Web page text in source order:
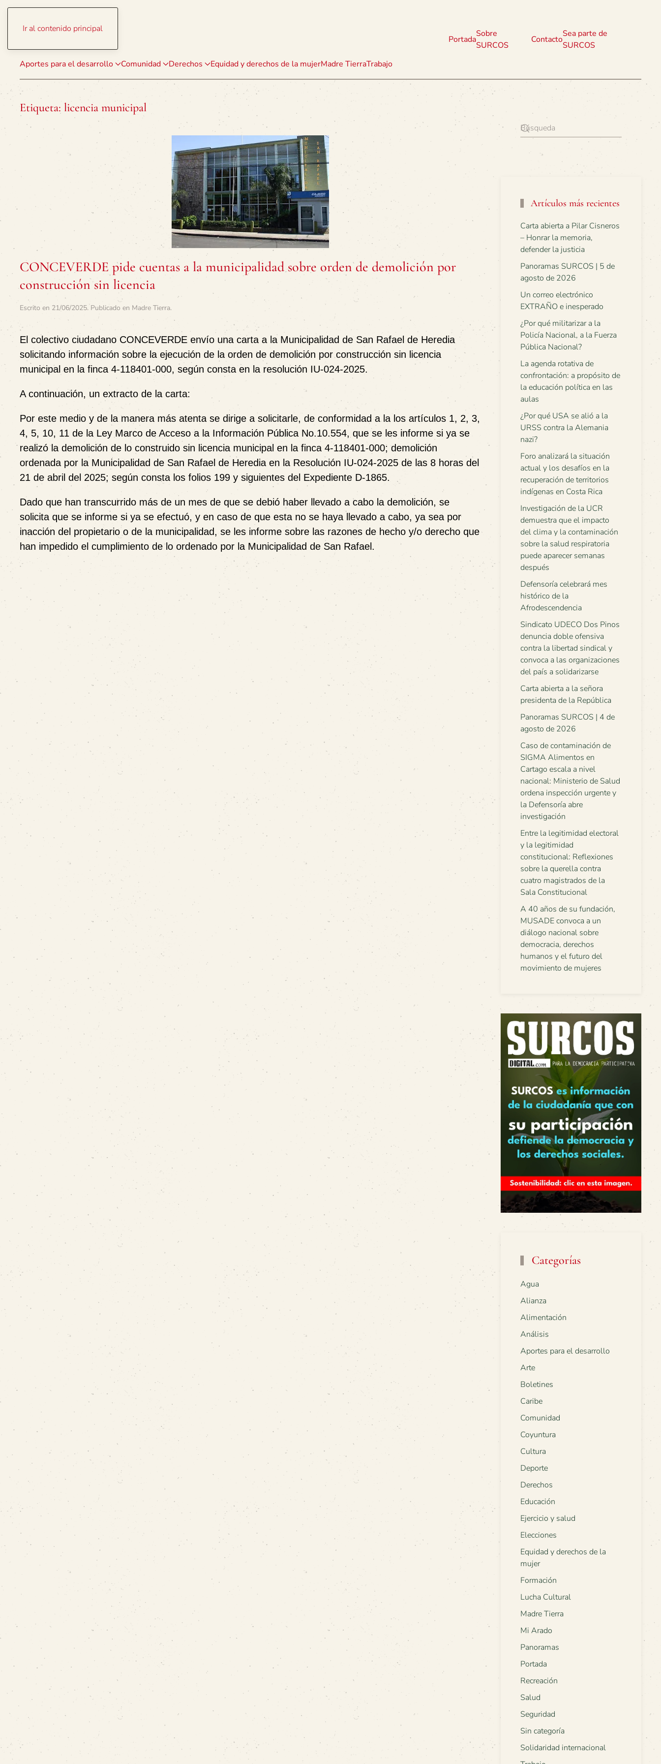
Ir al contenido principal
Aportes para el desarrollo Comunidad Derechos Equidad y derechos de la mujerMadre TierraTrabajo
Portada
Sobre
SURCOS
Contacto
Sea parte de
SURCOS
Etiqueta: licencia municipal
CONCEVERDE pide cuentas a la municipalidad sobre orden de demolición por
construcción sin licencia
Escrito en 21/06/2025. Publicado en Madre Tierra.
El colectivo ciudadano CONCEVERDE envío una carta a la Municipalidad de San Rafael de Heredia
solicitando información sobre la ejecución de la orden de demolición por construcción sin licencia
municipal en la finca 4-118401-000, según consta en la resolución IU-024-2025.
A continuación, un extracto de la carta:
Por este medio y de la manera más atenta se dirige a solicitarle, de conformidad a la los artículos 1, 2, 3,
4, 5, 10, 11 de la Ley Marco de Acceso a la Información Pública No.10.554, que se les informe si ya se
realizó la demolición de lo construido sin licencia municipal en la finca 4-118401-000; demolición
ordenada por la Municipalidad de San Rafael de Heredia en la Resolución IU-024-2025 de las 8 horas del
21 de abril del 2025; según consta los folios 199 y siguientes del Expediente D-1865.
Dado que han transcurrido más de un mes de que se debió haber llevado a cabo la demolición, se
solicita que se informe si ya se efectuó, y en caso de que esta no se haya llevado a cabo, ya sea por
inacción del propietario o de la municipalidad, se les informe sobre las razones de hecho y/o derecho que
han impedido el cumplimiento de lo ordenado por la Municipalidad de San Rafael.
Artículos más recientes
Carta abierta a Pilar Cisneros
– Honrar la memoria,
defender la justicia
Panoramas SURCOS | 5 de
agosto de 2026
Un correo electrónico
EXTRAÑO e inesperado
¿Por qué militarizar a la
Policía Nacional, a la Fuerza
Pública Nacional?
La agenda rotativa de
confrontación: a propósito de
la educación política en las
aulas
¿Por qué USA se alió a la
URSS contra la Alemania
nazi?
Foro analizará la situación
actual y los desafíos en la
recuperación de territorios
indígenas en Costa Rica
Investigación de la UCR
demuestra que el impacto
del clima y la contaminación
sobre la salud respiratoria
puede aparecer semanas
después
Defensoría celebrará mes
histórico de la
Afrodescendencia
Sindicato UDECO Dos Pinos
denuncia doble ofensiva
contra la libertad sindical y
convoca a las organizaciones
del país a solidarizarse
Carta abierta a la señora
presidenta de la República
Panoramas SURCOS | 4 de
agosto de 2026
Caso de contaminación de
SIGMA Alimentos en
Cartago escala a nivel
nacional: Ministerio de Salud
ordena inspección urgente y
la Defensoría abre
investigación
Entre la legitimidad electoral
y la legitimidad
constitucional: Reflexiones
sobre la querella contra
cuatro magistrados de la
Sala Constitucional
A 40 años de su fundación,
MUSADE convoca a un
diálogo nacional sobre
democracia, derechos
humanos y el futuro del
movimiento de mujeres
Categorías
Agua
Alianza
Alimentación
Análisis
Aportes para el desarrollo
Arte
Boletines
Caribe
Comunidad
Coyuntura
Cultura
Deporte
Derechos
Educación
Ejercicio y salud
Elecciones
Equidad y derechos de la
mujer
Formación
Lucha Cultural
Madre Tierra
Mi Arado
Panoramas
Portada
Recreación
Salud
Seguridad
Sin categoría
Solidaridad internacional